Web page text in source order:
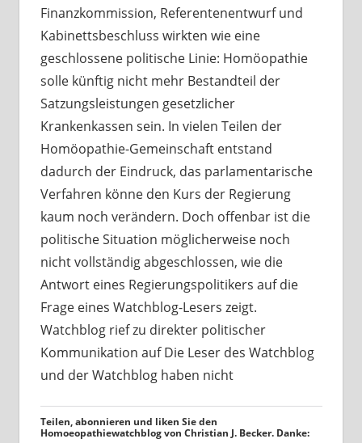
Finanzkommission, Referentenentwurf und
Kabinettsbeschluss wirkten wie eine
geschlossene politische Linie: Homöopathie
solle künftig nicht mehr Bestandteil der
Satzungsleistungen gesetzlicher
Krankenkassen sein. In vielen Teilen der
Homöopathie-Gemeinschaft entstand
dadurch der Eindruck, das parlamentarische
Verfahren könne den Kurs der Regierung
kaum noch verändern. Doch offenbar ist die
politische Situation möglicherweise noch
nicht vollständig abgeschlossen, wie die
Antwort eines Regierungspolitikers auf die
Frage eines Watchblog-Lesers zeigt.
Watchblog rief zu direkter politischer
Kommunikation auf Die Leser des Watchblog
und der Watchblog haben nicht
Teilen, abonnieren und liken Sie den
Homoeopathiewatchblog von Christian J. Becker. Danke: